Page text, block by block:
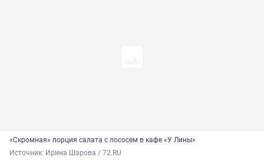
«Скромная» порция салата с лососем в кафе «У Лины»
Источник: Ирина Шарова / 72.RU